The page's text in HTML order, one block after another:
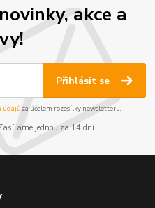
akce a
Přihlásit se
údajůza účelem rozesílky newsletteru.
jednou za 14 dní.